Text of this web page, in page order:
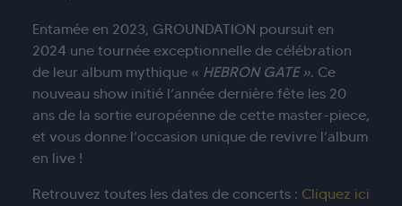
Entamée en 2023, GROUNDATION poursuit en
2024 une tournée exceptionnelle de célébration
de leur album mythique « HEBRON GATE ». Ce
nouveau show initié l’année dernière fête les 20
ans de la sortie européenne de cette master-piece,
et vous donne l’occasion unique de revivre l’album
en live !
Retrouvez toutes les dates de concerts : Cliquez ici